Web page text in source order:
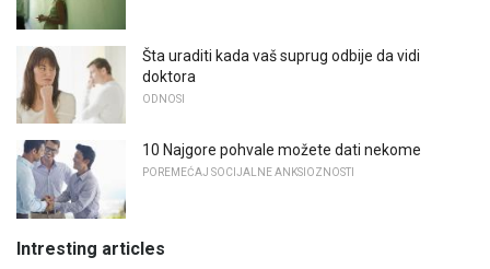
Šta uraditi kada vaš suprug odbije da vidi
doktora
ODNOSI
10 Najgore pohvale možete dati nekome
POREMEĆAJ SOCIJALNE ANKSIOZNOSTI
Intresting articles